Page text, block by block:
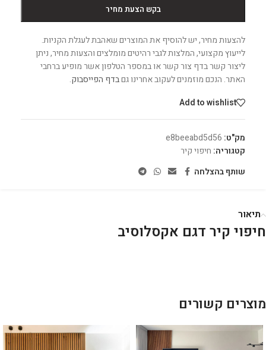
בקש הצעת מחיר
להצעות מחיר, יש להוסיף את המוצרים שאהבת לעגלת הקניות.
לייעוץ מקצועי, המלצות לגבי רהיטים מומלצים והצעות מחיר, ניתן
ליצור קשר בדף צור קשר או במספר הטלפון אשר מופיע ברחבי
האתר. הנכם מוזמנים לעקוב אחרינו גםבדף הפייסבוק.
Add to wishlist
מק"ט: e8beeabd5d56
קטגוריה: חיפוי קיר
שותף בהצלחה
תיאור
חיפוי קיר דגם אקסלוסיב
מוצרים קשורים